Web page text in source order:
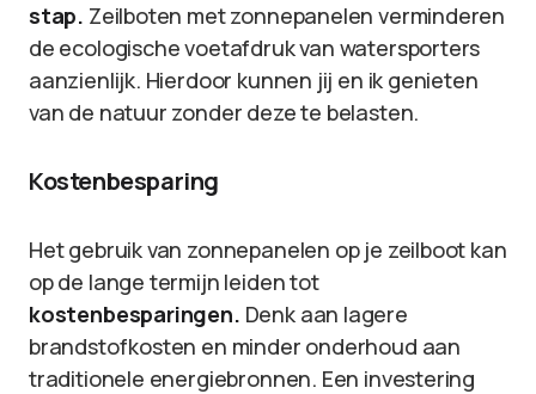
stap. Zeilboten met zonnepanelen verminderen
de ecologische voetafdruk van watersporters
aanzienlijk. Hierdoor kunnen jij en ik genieten
van de natuur zonder deze te belasten.
Kostenbesparing
Het gebruik van zonnepanelen op je zeilboot kan
op de lange termijn leiden tot
kostenbesparingen. Denk aan lagere
brandstofkosten en minder onderhoud aan
traditionele energiebronnen. Een investering